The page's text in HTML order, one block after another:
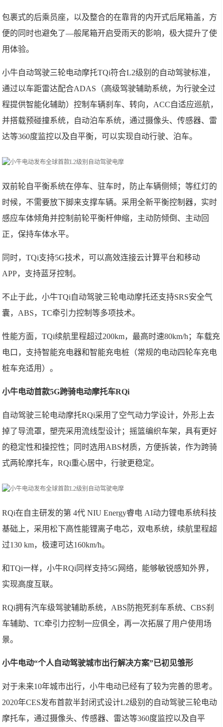
包裹式的后乘员座，以及整合的在靠背的内开式后尾箱盖，方
便的同时也避免了—般尾箱开启受雨天的影响，极大提升了使
用体验。
小牛自动驾驶三轮电动摩托TQi符合L2级别的自动驾驶标准，
通过以车距雷达配合ADAS（高级驾驶辅助系统，为行驶全过
程提供智能化辅助）控制车辆刹车、转向，ACC自适应巡航，
并搭载预碰撞系统，自动泊车系统，通过摄像头、传感器、雷
达等360度监控以及自平衡，可以实现自动行驶、泊车。
双前轮自平衡系统在停车、驻车时，防止车辆侧倾；等红灯的
时候，不需要放下脚来支撑车辆。采用全新平衡控制器，实时
感应车体倾角并控制前轮平衡杆伸缩，主动防倾倒、主动回
正，保持车体水平。
同时，TQi支持5G技术，可以高效连接云计算平台和移动
APP，支持蓝牙控制。
不止于此，小牛TQi自动驾驶三轮电动摩托还支持SRS安全气
囊，ABS，TC牵引力控制等多项技术。
性能方面，TQi续航里程超过200km，最高时速80km/h；车载充
电口，支持智能充电器和智能充电桩（常规的电动四轮车充电
桩车充适用）。
小牛电动首款5G跨骑电动摩托车RQi
自动驾驶三轮电动摩托RQi采用了空气动力学设计，外形上去
掉了导流罩，塑壳采用流线型设计；摇篮编织车架，具有更好
的稳定性和操控性；同时选用ABS材质，方便拆装，作为跨骑
式两轮摩托车，RQi重心居中，行驶更稳定。
RQi在自主研发的第 4代 NIU Energy睿电 AI动力锂电系统科技
基础上，采用松下高性能锂离子电芯，双电系统，续航里程超
过130 km，极速可达160km/h。
和TQi一样，小牛RQi同样支持5G网络，能够敏锐感知外界，
实现高度互联。
RQi拥有汽车级驾驶辅助系统，ABS防抱死刹车系统、CBS刹
车辅助、TC牵引力控制一应俱全，再一次拓展了用户使用场
景。
小牛电动“个人自动驾驶城市出行解决方案”已初见雏形
对于未来10年城市出行，小牛电动已经有了较为完善的思考。
2020年CES发布首款半封闭式设计L2级别的自动驾驶三轮电动
摩托车，通过摄像头、传感器、雷达等360度监控以及自平